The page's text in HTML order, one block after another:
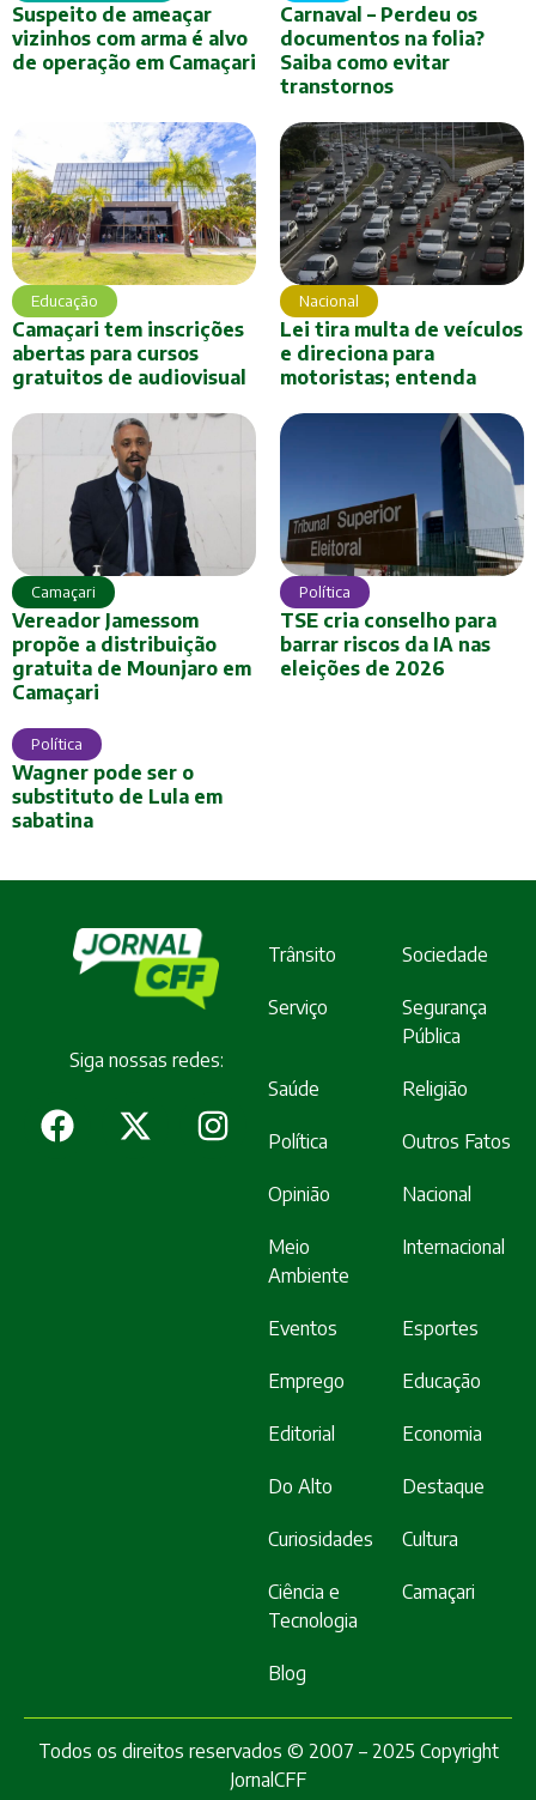
Suspeito de ameaçar
vizinhos com arma é alvo
de operação em Camaçari
Carnaval – Perdeu os
documentos na folia?
Saiba como evitar
transtornos
Educação
Camaçari tem inscrições
abertas para cursos
gratuitos de audiovisual
Nacional
Lei tira multa de veículos
e direciona para
motoristas; entenda
Camaçari
Vereador Jamessom
propõe a distribuição
gratuita de Mounjaro em
Camaçari
Política
TSE cria conselho para
barrar riscos da IA nas
eleições de 2026
Política
Wagner pode ser o
substituto de Lula em
sabatina
Siga nossas redes:
Trânsito Sociedade
Serviço
Segurança
Pública
Saúde Religião
Política Outros Fatos
Opinião Nacional
Meio
Ambiente
Internacional
Eventos Esportes
Emprego Educação
Editorial Economia
Do Alto Destaque
Curiosidades Cultura
Ciência e
Tecnologia
Camaçari
Blog
Todos os direitos reservados © 2007 – 2025 Copyright
JornalCFF